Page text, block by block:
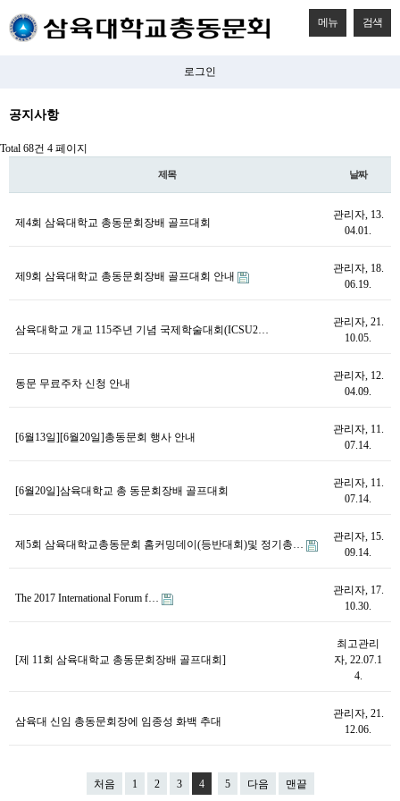
로그인
메뉴 검색
공지사항
Total 68건 4 페이지
제목 날짜
제4회 삼육대학교 총동문회장배 골프대회
관리자, 13.
04.01.
제9회 삼육대학교 총동문회장배 골프대회 안내
관리자, 18.
06.19.
삼육대학교 개교 115주년 기념 국제학술대회(ICSU2…
관리자, 21.
10.05.
동문 무료주차 신청 안내
관리자, 12.
04.09.
[6월13일][6월20일]총동문회 행사 안내
관리자, 11.
07.14.
[6월20일]삼육대학교 총 동문회장배 골프대회
관리자, 11.
07.14.
제5회 삼육대학교총동문회 홈커밍데이(등반대회)및 정기총…
관리자, 15.
09.14.
The 2017 International Forum f…
관리자, 17.
10.30.
[제 11회 삼육대학교 총동문회장배 골프대회]
최고관리
자, 22.07.1
4.
삼육대 신임 총동문회장에 임종성 화백 추대
관리자, 21.
12.06.
처음 1 2 3 4 5 다음 맨끝